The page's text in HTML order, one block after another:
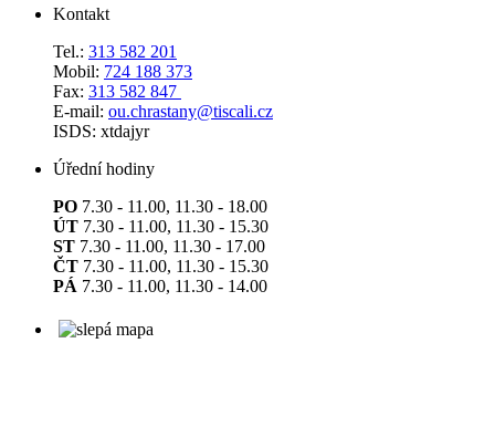
Kontakt
Tel.: 313 582 201
Mobil: 724 188 373
Fax: 313 582 847
E-mail: ou.chrastany@tiscali.cz
ISDS: xtdajyr
Úřední hodiny
PO 7.30 - 11.00, 11.30 - 18.00
ÚT 7.30 - 11.00, 11.30 - 15.30
ST 7.30 - 11.00, 11.30 - 17.00
ČT 7.30 - 11.00, 11.30 - 15.30
PÁ 7.30 - 11.00, 11.30 - 14.00